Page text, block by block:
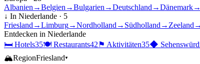
Albanien →Belgien →Bulgarien →Deutschland →Dänemark→
↓ In Niederlande · 5
Friesland →Limburg→Nordholland → Südholland → Zeeland →
Entdecken in Niederlande
🛏 Hotels35🍽 Restaurants42⚑ Aktivitäten35◆
🏔RegionFriesland▾